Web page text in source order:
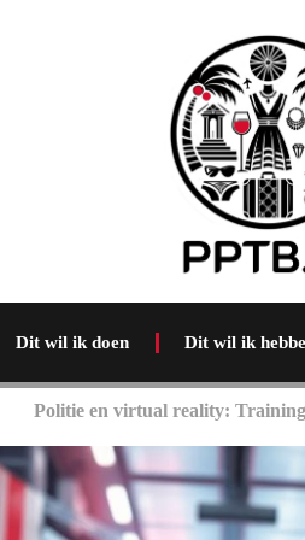
Dit wil ik doen Dit wil ik
Politie en virtual reality: